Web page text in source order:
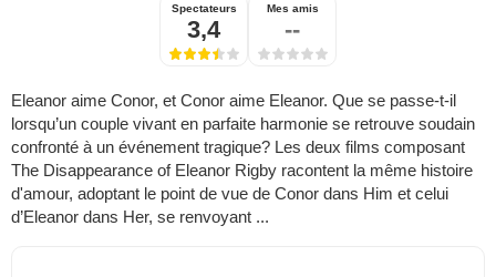
Spectateurs
3,4
Mes amis
--
Eleanor aime Conor, et Conor aime Eleanor. Que se passe-t-il
lorsqu’un couple vivant en parfaite harmonie se retrouve soudain
confronté à un événement tragique? Les deux films composant
The Disappearance of Eleanor Rigby racontent la même histoire
d'amour, adoptant le point de vue de Conor dans Him et celui
d’Eleanor dans Her, se renvoyant ...